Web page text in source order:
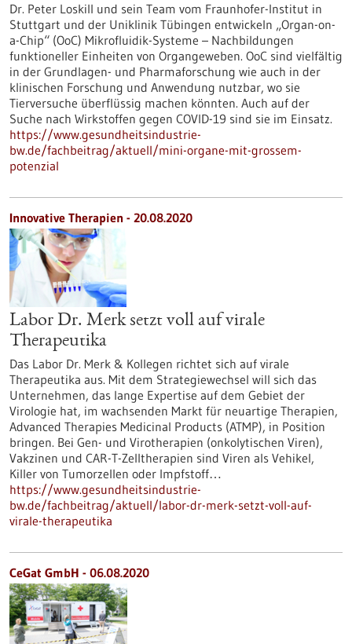
Dr. Peter Loskill und sein Team vom Fraunhofer-Institut in
Stuttgart und der Uniklinik Tübingen entwickeln „Organ-on-
a-Chip“ (OoC) Mikrofluidik-Systeme – Nachbildungen
funktioneller Einheiten von Organgeweben. OoC sind vielfältig
in der Grundlagen- und Pharmaforschung wie auch in der
klinischen Forschung und Anwendung nutzbar, wo sie
Tierversuche überflüssig machen könnten. Auch auf der
Suche nach Wirkstoffen gegen COVID-19 sind sie im Einsatz.
https://www.gesundheitsindustrie-
bw.de/fachbeitrag/aktuell/mini-organe-mit-grossem-
potenzial
Innovative Therapien - 20.08.2020
Labor Dr. Merk setzt voll auf virale
Therapeutika
Das Labor Dr. Merk & Kollegen richtet sich auf virale
Therapeutika aus. Mit dem Strategiewechsel will sich das
Unternehmen, das lange Expertise auf dem Gebiet der
Virologie hat, im wachsenden Markt für neuartige Therapien,
Advanced Therapies Medicinal Products (ATMP), in Position
bringen. Bei Gen- und Virotherapien (onkolytischen Viren),
Vakzinen und CAR-T-Zelltherapien sind Viren als Vehikel,
Killer von Tumorzellen oder Impfstoff…
https://www.gesundheitsindustrie-
bw.de/fachbeitrag/aktuell/labor-dr-merk-setzt-voll-auf-
virale-therapeutika
CeGat GmbH - 06.08.2020